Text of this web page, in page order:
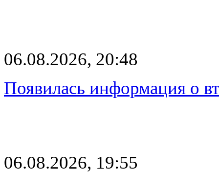
06.08.2026, 20:48
Появилась информация о
06.08.2026, 19:55